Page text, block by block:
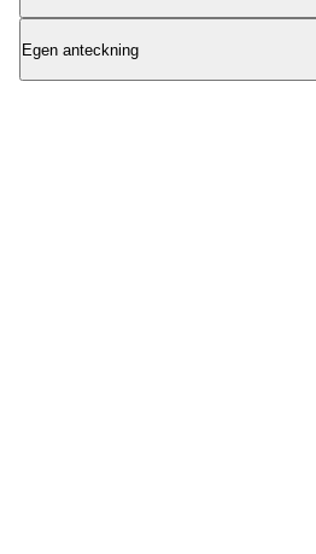
Egen anteckning